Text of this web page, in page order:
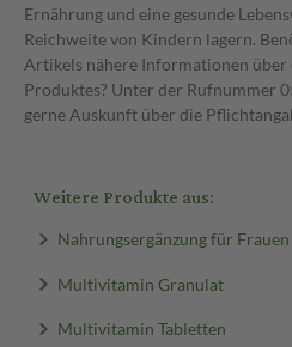
Ernährung und eine gesunde
Reichweite von Kindern lagern.
Artikels nähere Informationen über
Produktes? Unter der Rufnummer
gerne Auskunft über die
Weitere Produkte aus:
Nahrungsergänzung für Frauen
Multivitamin Granulat
Multivitamin Tabletten